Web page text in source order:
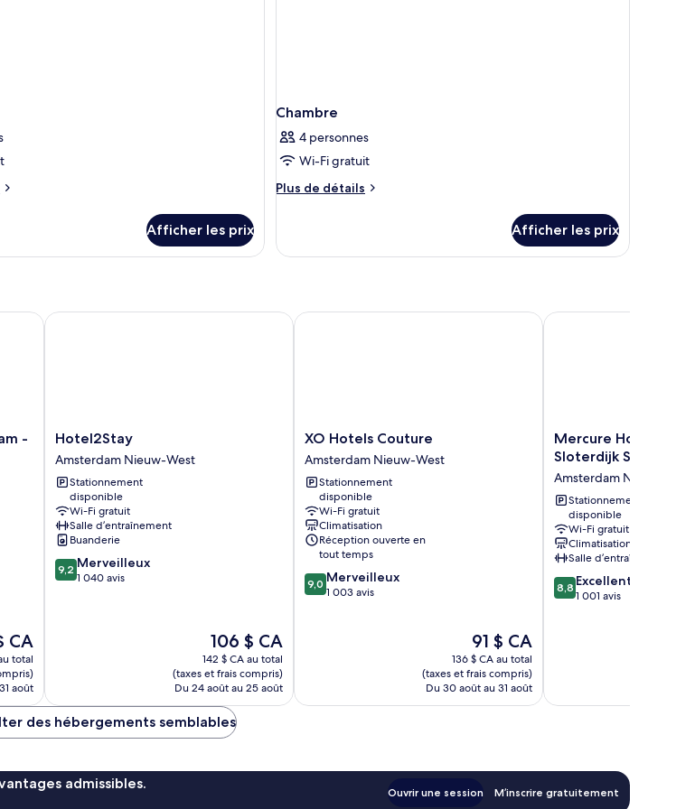
Afficher les prix
Chambre
4 personnes
Wi-Fi gratuit
Plus de détails
Plus
Chambre
Afficher les prix
-
CA
total
août
Sloterdijk Station by IHG
Hotel2Stay
Amsterdam
Nieuw-
West
Hotel2Stay
Amsterdam Nieuw-West
Stationnement
disponible
Wi-Fi gratuit
Salle d’entraînement
Buanderie
9.2
sur
9,2 Merveilleux
1 040 avis
Le
prix
est
de
106 $ CA
106 $ CA
142 $ CA au total
(taxes et frais compris)
Du 24 août au 25 août
Hotel2Stay
XO
Hotels
Couture
Amsterdam
Nieuw-
West
XO Hotels Couture
Amsterdam Nieuw-West
Stationnement
disponible
Wi-Fi gratuit
Climatisation
Réception ouverte en
tout temps
9.0
sur
9,0 Merveilleux
1 003 avis
Le
prix
est
de
91 $ CA
91 $ CA
136 $ CA au total
(taxes et frais compris)
Du 30 août au 31 août
XO Hotels Couture
Mercure
Hotel
Amsterdam
Sloterdijk
Station
Amsterdam
Nieuw-
West
Mercure Hotel
Sloterdijk Station
Amsterdam Nieuw-West
Stationnement
disponible
Wi-Fi gratuit
Climatisation
Salle d’entraînement
8.8
sur
8,8 Excellent
1 001 avis
Mercure Hotel
des hébergements semblables
admissibles.
Ouvrir une session M’inscrire gratuitement